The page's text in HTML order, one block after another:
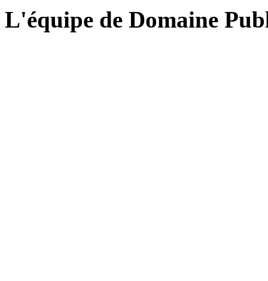
L'équipe de Domaine